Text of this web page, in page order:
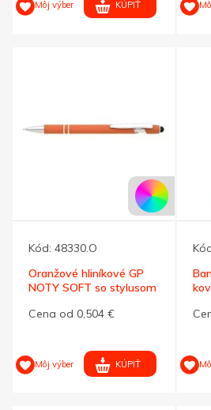
Môj výber KÚPIŤ
Kód: 48330.O
Oranžové hliníkové GP
NOTY SOFT so stylusom
Cena od 0,504 €
Môj výber KÚPIŤ